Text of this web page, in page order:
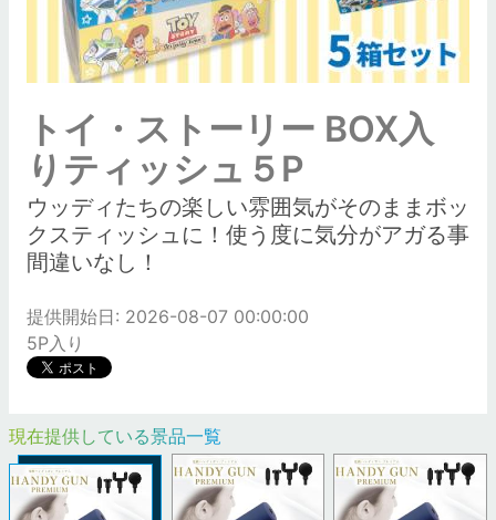
トイ・ストーリー BOX入
りティッシュ５P
ウッディたちの楽しい雰囲気がそのままボッ
クスティッシュに！使う度に気分がアガる事
間違いなし！
提供開始日: 2026-08-07 00:00:00
5P入り
現在提供している景品一覧